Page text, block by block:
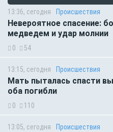
13:36, сегодня Происшествия
Невероятное спасение:
медведем и удар молнии
0 54
13:15, сегодня Происшествия
Мать пыталась спасти
оба погибли
0 110
13:05, сегодня Происшествия